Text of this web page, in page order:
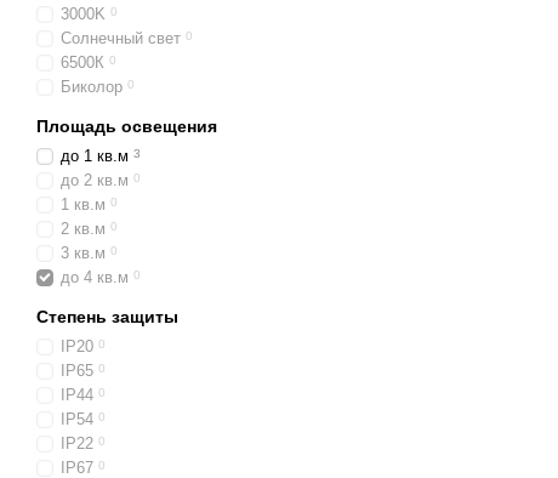
3000K 0
Солнечный свет 0
6500К 0
Биколор 0
Площадь освещения
до 1 кв.м 3
до 2 кв.м 0
1 кв.м 0
2 кв.м 0
3 кв.м 0
до 4 кв.м 0
Степень защиты
IP20 0
IP65 0
IP44 0
IP54 0
IP22 0
IP67 0